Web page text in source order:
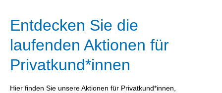
Entdecken Sie die
laufenden Aktionen für
Privatkund*innen
Hier finden Sie unsere Aktionen für Privatkund*innen,